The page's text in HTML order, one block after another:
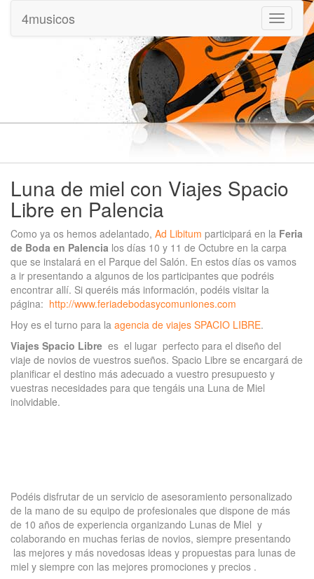
Mostrar
menu
4musicos
Luna de miel con Viajes Spacio
Libre en Palencia
Como ya os hemos adelantado, Ad Libitum participará en la Feria
de Boda en Palencia los días 10 y 11 de Octubre en la carpa
que se instalará en el Parque del Salón. En estos días os vamos
a ir presentando a algunos de los participantes que podréis
encontrar allí. Si queréis más información, podéis visitar la
página: http://www.feriadebodasycomuniones.com
Hoy es el turno para la agencia de viajes SPACIO LIBRE.
Viajes Spacio Libre es el lugar perfecto para el diseño del
viaje de novios de vuestros sueños. Spacio Libre se encargará de
planificar el destino más adecuado a vuestro presupuesto y
vuestras necesidades para que tengáis una Luna de Miel
inolvidable.
Podéis disfrutar de un servicio de asesoramiento personalizado
de la mano de su equipo de profesionales que dispone de más
de 10 años de experiencia organizando Lunas de Miel y
colaborando en muchas ferias de novios, siempre presentando
las mejores y más novedosas ideas y propuestas para lunas de
miel y siempre con las mejores promociones y precios .